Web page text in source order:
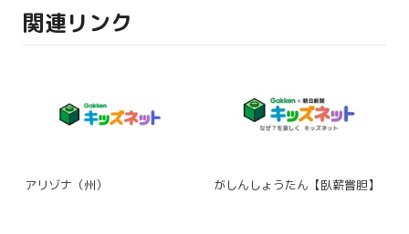
関連リンク
アリゾナ（州） がしんしょうたん【臥薪嘗胆】